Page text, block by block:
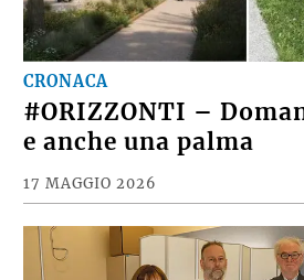
CRONACA
#ORIZZONTI –
e anche una palma
17 MAGGIO 2026